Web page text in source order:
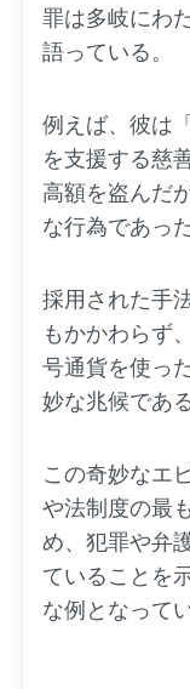
罪は多岐にわ
語っている。
例えば、彼は
を支援する慈
高額を盗んだ
な行為であった
採用された手
もかかわらず
号通貨を使っ
妙な兆候である
この奇妙なエ
や法制度の最
め、犯罪や弁
ていることを
な例となって